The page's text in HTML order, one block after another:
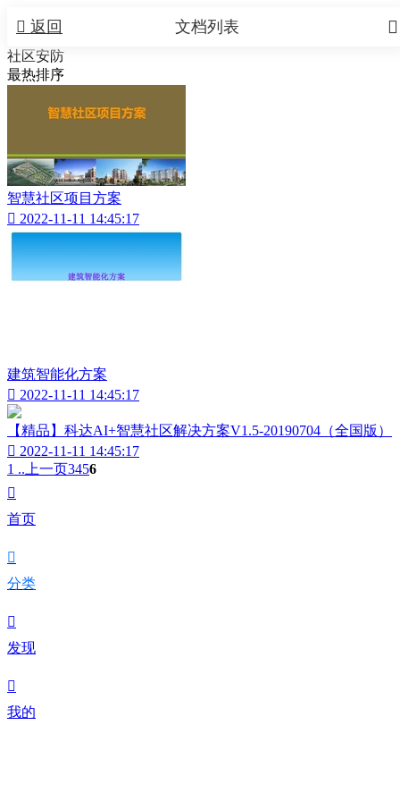
 返回 
文档列表
社区安防
最热排序
智慧社区项目方案
 2022-11-11 14:45:17
建筑智能化方案
 2022-11-11 14:45:17
【精品】科达AI+智慧社区解决方案V1.5-20190704（全国版）
 2022-11-11 14:45:17
1 .. 上一页3456

首页

分类

发现

我的